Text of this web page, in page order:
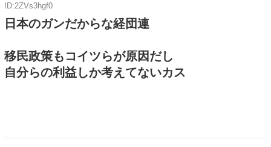
ID:2ZVs3hgf0
日本のガンだからな経団連
移民政策もコイツらが原因だし
自分らの利益しか考えてないカス